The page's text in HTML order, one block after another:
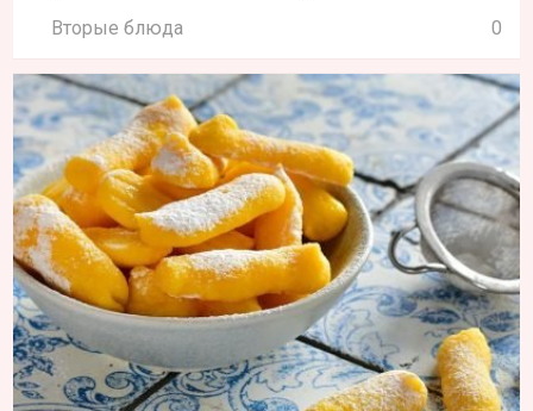
Вторые блюда 0